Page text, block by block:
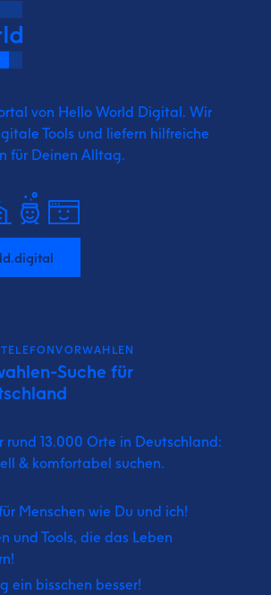
von Hello World Digital. Wir
Tools und liefern hilfreiche
für Deinen Alltag.
Suche für
rund 13.000 Orte in Deutschland:
& komfortabel suchen.
Menschen wie Du und ich!
und Tools, die das Leben
ein bisschen besser!